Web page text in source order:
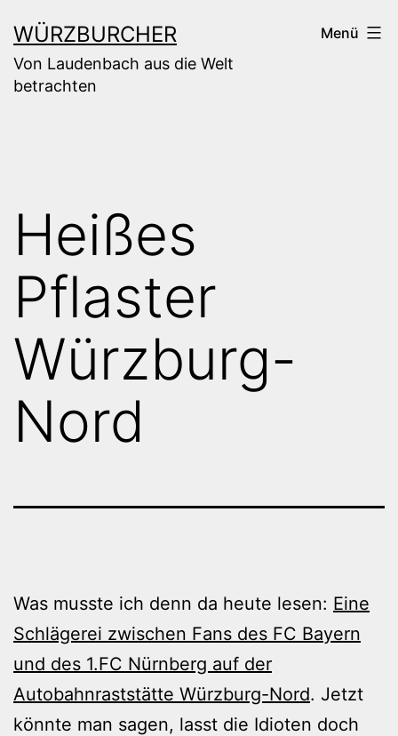
Inhalt
springen
WÜRZBURCHER
Von Laudenbach aus die Welt
betrachten
Menü
Heißes
Pflaster
Würzburg-
Nord
Was musste ich denn da heute lesen: Eine
Schlägerei zwischen Fans des FC Bayern
und des 1.FC Nürnberg auf der
Autobahnraststätte Würzburg-Nord. Jetzt
könnte man sagen, lasst die Idioten doch